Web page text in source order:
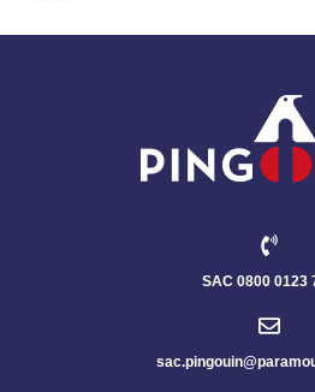
SAC 0800 0123